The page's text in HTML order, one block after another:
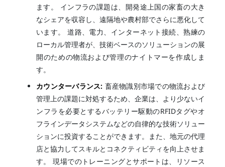
ます。 インフラの課題は、開発途上国の家畜の大き
なシェアを収容し、遠隔地や農村部でさらに悪化して
います。 道路、電力、インターネット接続、熟練の
ローカル管理者が、技術ベースのソリューションの展
開のための物流および管理のナイトマーを作成しま
す。
カウンターバランス: 畜産物識別市場での物流および
管理上の課題に対処するため、企業は、より少ないイ
ンフラを必要とするバッテリー駆動のRFIDタグやオ
フラインデータシステムなどの自律的な技術ソリュー
ションに投資することができます。また、地元の代理
店と協力してスキルとコネクティビティを向上させま
す。 現場でのトレーニングとサポートは、リソース